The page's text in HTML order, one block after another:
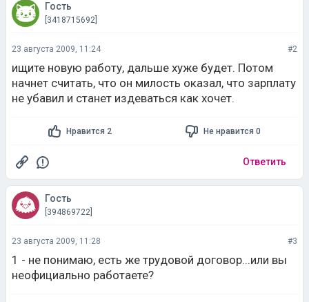
Гость
[3418715692]
23 августа 2009, 11:24 #2
ищите новую работу, дальше хуже будет. Потом
начнет считать, что он милость оказал, что зарплату
не убавил и станет издеваться как хочет.
Нравится 2 Не нравится 0
Ответить
Гость
[394869722]
23 августа 2009, 11:28 #3
1 - не понимаю, есть же трудовой договор...или вы
неофициально работаете?